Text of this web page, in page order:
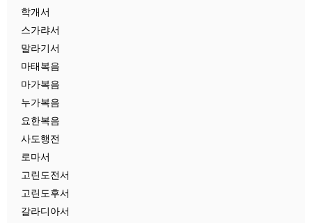
학개서
스가랴서
말라기서
마태복음
마가복음
누가복음
요한복음
사도행전
로마서
고린도전서
고린도후서
갈라디아서